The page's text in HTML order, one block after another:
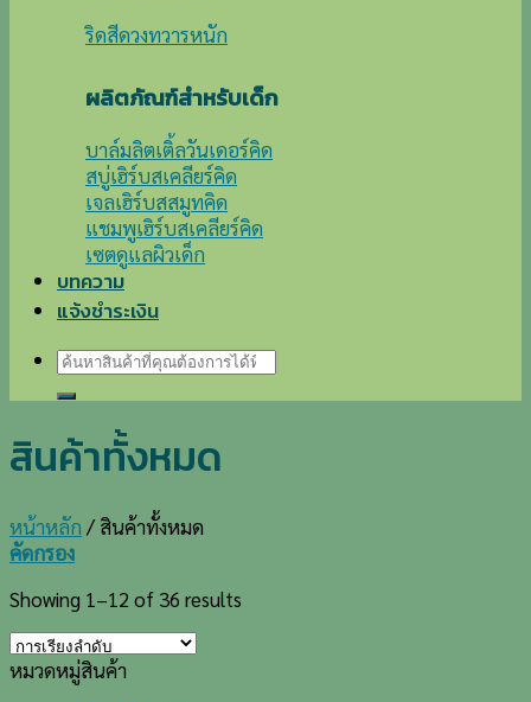
ริดสีดวงทวารหนัก
ผลิตภัณฑ์สำหรับเด็ก
บาล์มลิตเติ้ลวันเดอร์คิด
สบู่เฮิร์บสเคลียร์คิด
เจลเฮิร์บสสมูทคิด
แชมพูเฮิร์บสเคลียร์คิด
เซตดูแลผิวเด็ก
บทความ
แจ้งชำระเงิน
ค้นหา:
สินค้าทั้งหมด
หน้าหลัก / สินค้าทั้งหมด
คัดกรอง
Showing 1–12 of 36 results
หมวดหมู่สินค้า